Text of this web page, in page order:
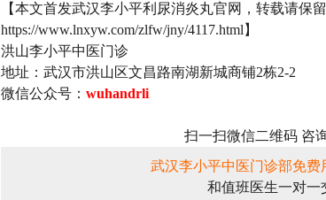
【本文首发武汉李小平利尿消炎丸官网，转载请保
https://www.lnxyw.com/zlfw/jny/4117.html】
洪山李小平中医门诊
地址：武汉市洪山区文昌路南湖新城商铺2栋2-2
微信公众号： wuhandrli
扫一扫微信二维码 咨
武汉李小平中医门诊部免费
和值班医生一对一